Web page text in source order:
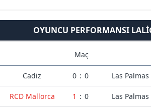
OYUNCU PERFORMANSI
Maç
Cadiz 0 : 0 Las Palmas
RCD Mallorca 1 : 0 Las Palmas